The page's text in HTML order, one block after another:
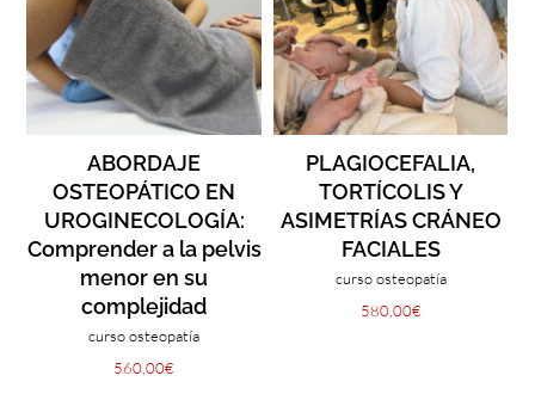
ABORDAJE
OSTEOPÁTICO EN
UROGINECOLOGÍA:
Comprender a la pelvis
menor en su
complejidad
curso osteopatía
560,00€
PLAGIOCEFALIA,
TORTÍCOLIS Y
ASIMETRÍAS CRÁNEO
FACIALES
curso osteopatía
580,00€